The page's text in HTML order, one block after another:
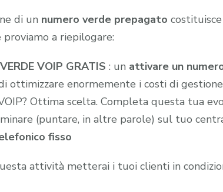
di un numero verde prepagato
proviamo a riepilogare:
VOIP GRATIS : un attivare un
ottimizzare enormemente i costi di
Ottima scelta. Completa questa tua
(puntare, in altre parole) sul tuo
fisso
attività metterai i tuoi clienti in